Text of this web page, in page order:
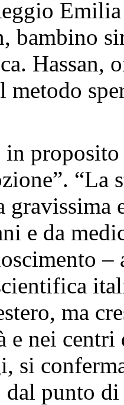
bambino
Hassan,
metodo
in
gravissima
e da
–
ma
e nei
si
dal punto